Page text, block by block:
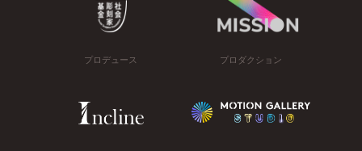
プロデュース プロダクション